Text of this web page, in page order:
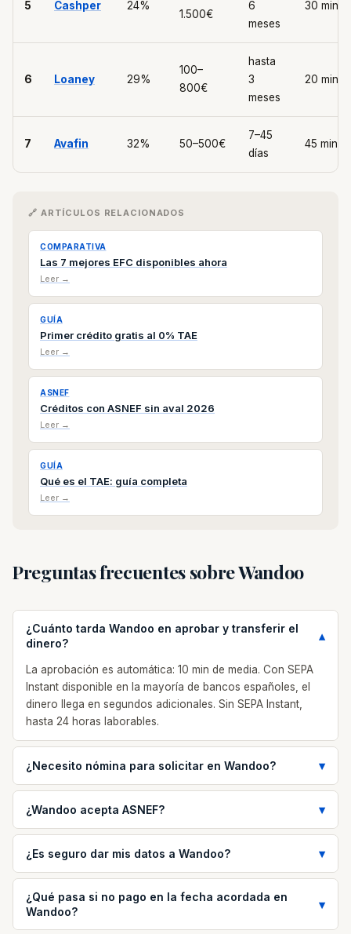
5 Cashper 24%
1.500€
6
meses
30 min
6 Loaney 29%
100–
800€
hasta
3
meses
20 min
7 Avafin 32% 50–500€
7–45
días
45 min
🔗 ARTÍCULOS RELACIONADOS
COMPARATIVA
Las 7 mejores EFC disponibles ahora
Leer →
GUÍA
Primer crédito gratis al 0% TAE
Leer →
ASNEF
Créditos con ASNEF sin aval 2026
Leer →
GUÍA
Qué es el TAE: guía completa
Leer →
Preguntas frecuentes sobre Wandoo
¿Cuánto tarda Wandoo en aprobar y transferir el
dinero?
La aprobación es automática: 10 min de media. Con SEPA
Instant disponible en la mayoría de bancos españoles, el
dinero llega en segundos adicionales. Sin SEPA Instant,
hasta 24 horas laborables.
¿Necesito nómina para solicitar en Wandoo?
¿Wandoo acepta ASNEF?
¿Es seguro dar mis datos a Wandoo?
¿Qué pasa si no pago en la fecha acordada en
Wandoo?